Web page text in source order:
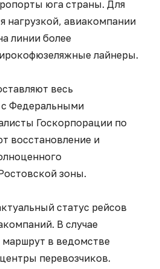
юга страны. Для
нагрузкой, авиакомпании
линии более
лайнеры.
весь
с Федеральными
Госкорпорации по
восстановление и
зоны.
статус рейсов
В случае
маршрут в ведомстве
перевозчиков.